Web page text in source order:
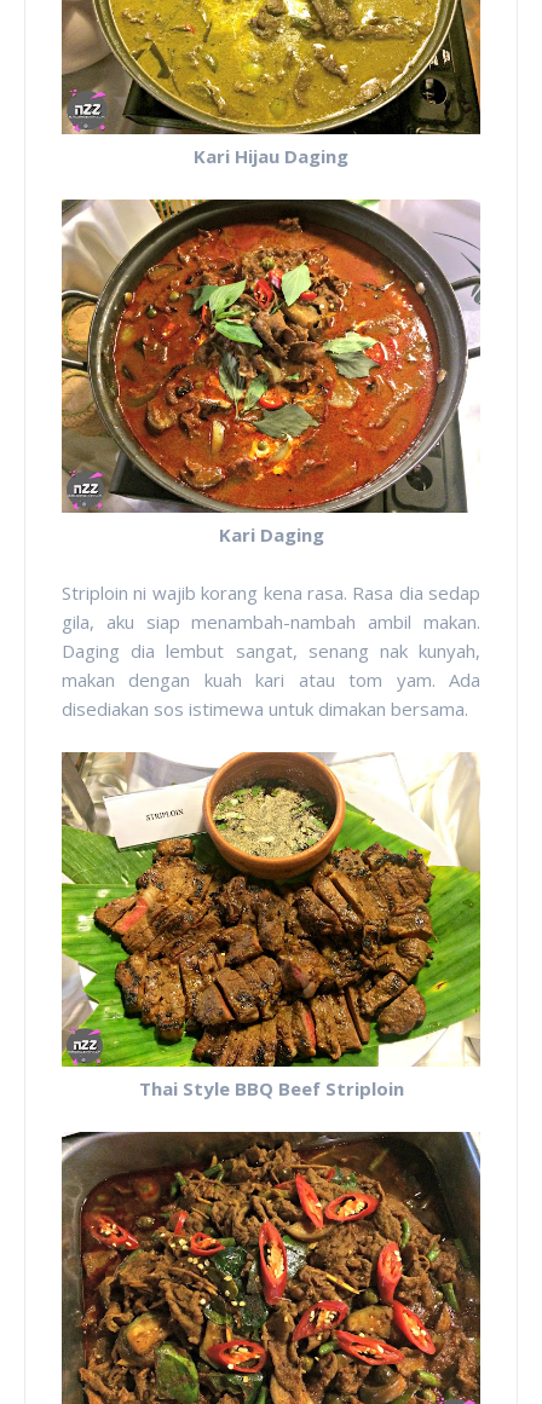
Kari Hijau Daging
Kari Daging
Striploin ni wajib korang kena rasa. Rasa dia sedap
gila, aku siap menambah-nambah ambil makan.
Daging dia lembut sangat, senang nak kunyah,
makan dengan kuah kari atau tom yam. Ada
disediakan sos istimewa untuk dimakan bersama.
Thai Style BBQ Beef Striploin